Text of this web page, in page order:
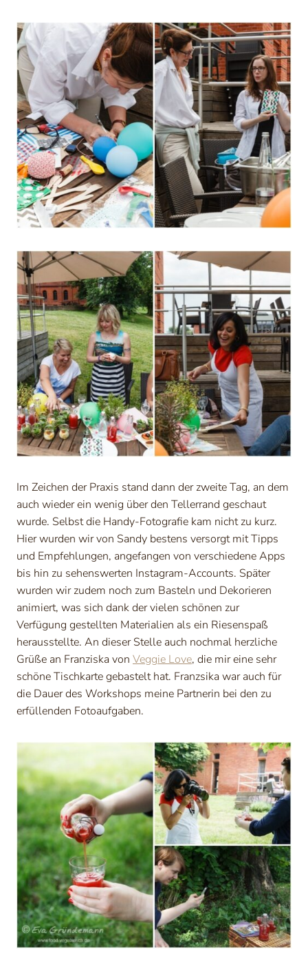
Im Zeichen der Praxis stand dann der zweite Tag, an dem
auch wieder ein wenig über den Tellerrand geschaut
wurde. Selbst die Handy-Fotografie kam nicht zu kurz.
Hier wurden wir von Sandy bestens versorgt mit Tipps
und Empfehlungen, angefangen von verschiedene Apps
bis hin zu sehenswerten Instagram-Accounts. Später
wurden wir zudem noch zum Basteln und Dekorieren
animiert, was sich dank der vielen schönen zur
Verfügung gestellten Materialien als ein Riesenspaß
herausstellte. An dieser Stelle auch nochmal herzliche
Grüße an Franziska von Veggie Love, die mir eine sehr
schöne Tischkarte gebastelt hat. Franzsika war auch für
die Dauer des Workshops meine Partnerin bei den zu
erfüllenden Fotoaufgaben.